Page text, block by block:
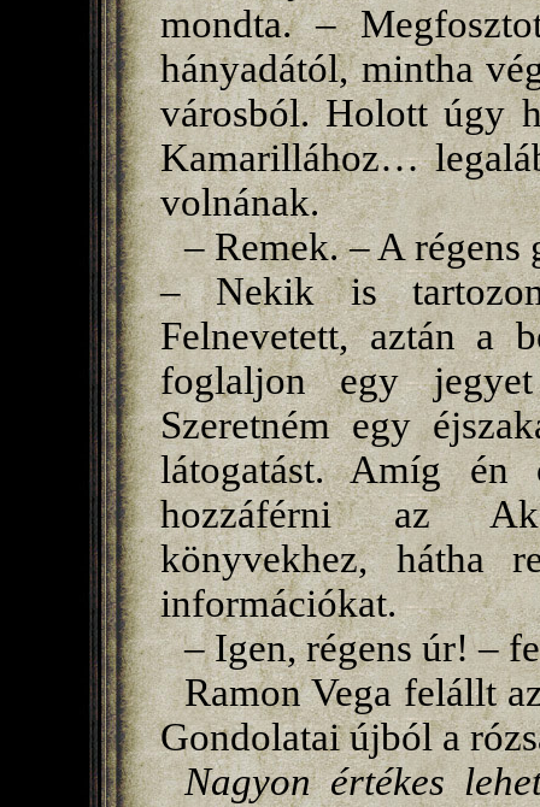
mondta. –
hányadától, mintha
városból. Holott úgy
Kamarillához…
volnának.
– Remek. – A régens
– Nekik is
Felnevetett, aztán a
foglaljon egy
Szeretném egy
látogatást. Amíg én
hozzáférni az
könyvekhez, hátha
információkat.
– Igen, régens úr! –
Ramon Vega felállt
Gondolatai újból a
Nagyon értékes